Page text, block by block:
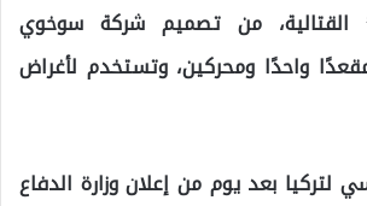
“سو-35” القتالية، من تصميم شركة سوخوي
واحدًا ومحركين، وتستخدم لأغراض
لتركيا بعد يوم من إعلان وزارة الدفاع